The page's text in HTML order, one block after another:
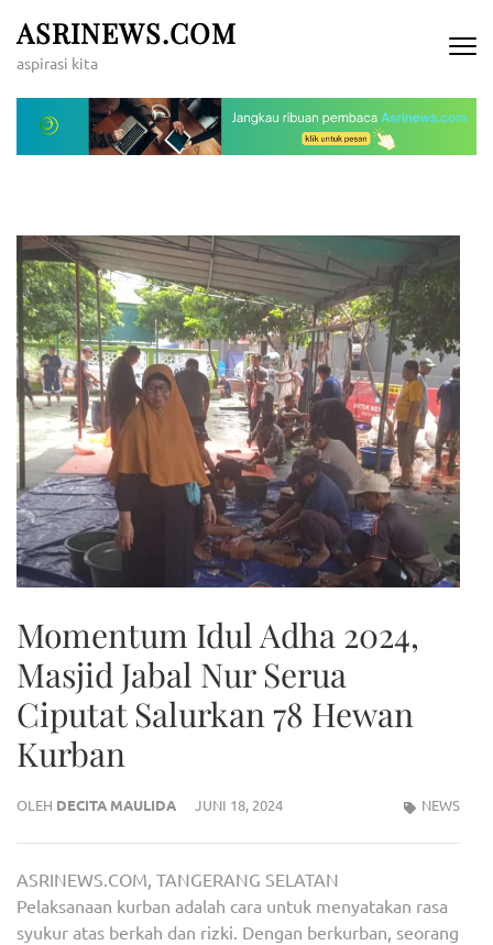
ke
konten
Enter)
ASRINEWS.COM
aspirasi kita
Momentum Idul Adha 2024,
Masjid Jabal Nur Serua
Ciputat Salurkan 78 Hewan
Kurban
OLEH DECITA MAULIDA JUNI 18, 2024 NEWS
ASRINEWS.COM, TANGERANG SELATAN
Pelaksanaan kurban adalah cara untuk menyatakan rasa
syukur atas berkah dan rizki. Dengan berkurban, seorang